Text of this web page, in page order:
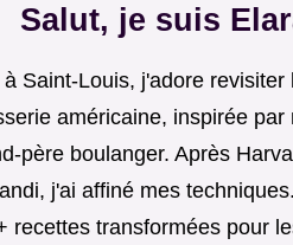
Salut, je suis
à Saint-Louis, j'adore revisiter
américaine, inspirée par
père boulanger. Après
j'ai affiné mes
recettes transformées pour